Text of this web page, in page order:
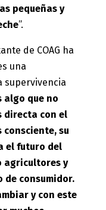
pequeñas y
”.
de COAG ha
una
supervivencia
algo que no
directa con el
consciente, su
el futuro del
agricultores y
de consumidor.
y con este